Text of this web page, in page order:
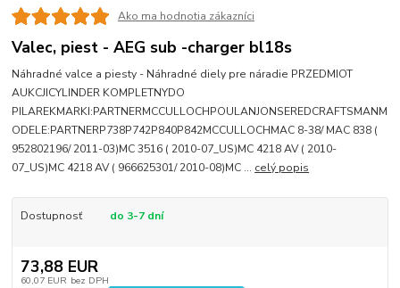
Ako ma hodnotia zákazníci
Valec, piest - AEG sub -charger bl18s
Náhradné valce a piesty - Náhradné diely pre náradie PRZEDMIOT
AUKCJICYLINDER KOMPLETNYDO
PILAREKMARKI:PARTNERMCCULLOCHPOULANJONSEREDCRAFTSMANM
ODELE:PARTNERP738P742P840P842MCCULLOCHMAC 8-38/ MAC 838 (
952802196/ 2011-03)MC 3516 ( 2010-07_US)MC 4218 AV ( 2010-
07_US)MC 4218 AV ( 966625301/ 2010-08)MC ... celý popis
Dostupnosť do 3-7 dní
73,88 EUR
60,07 EUR bez DPH